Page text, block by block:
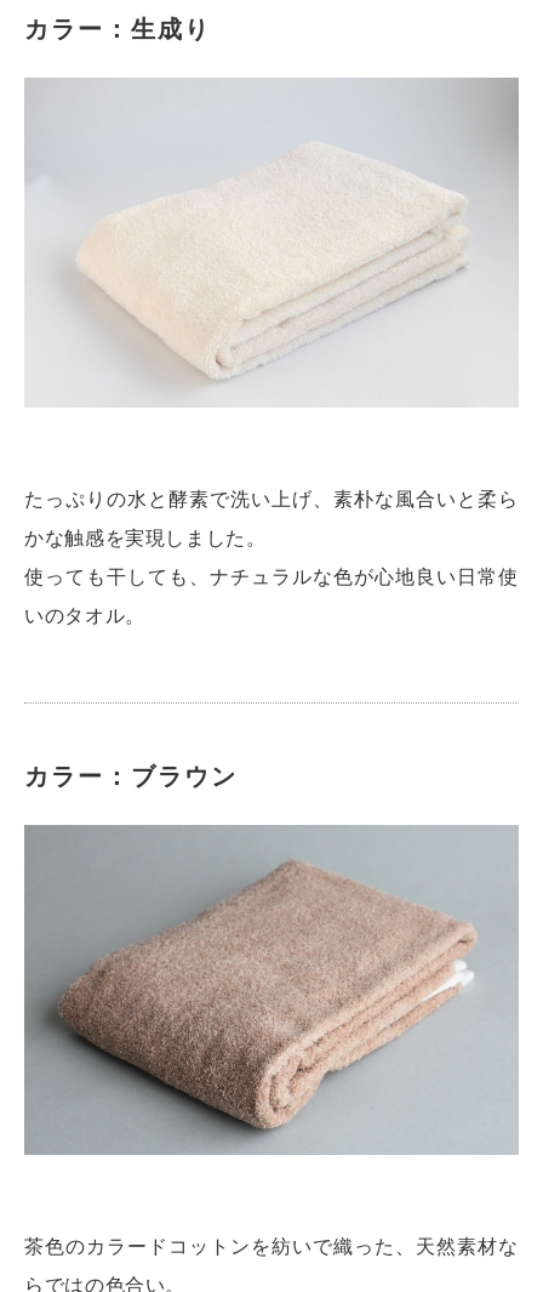
カラー：生成り
たっぷりの水と酵素で洗い上げ、素朴な風合いと柔ら
かな触感を実現しました。
使っても干しても、ナチュラルな色が心地良い日常使
いのタオル。
カラー：ブラウン
茶色のカラードコットンを紡いで織った、天然素材な
らではの色合い。